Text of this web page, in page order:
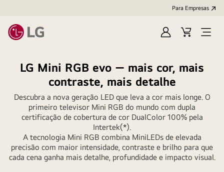
Para Empresas
IniciarCart
Open
LG Mini RGB evo — mais cor, mais
contraste, mais detalhe
Descubra a nova geração LED que leva a cor mais longe. O
primeiro televisor Mini RGB do mundo com dupla
certificação de cobertura de cor DualColor 100% pela
Intertek(*).
A tecnologia Mini RGB combina MiniLEDs de elevada
precisão com maior intensidade, contraste e brilho para que
cada cena ganha mais detalhe, profundidade e impacto visual.